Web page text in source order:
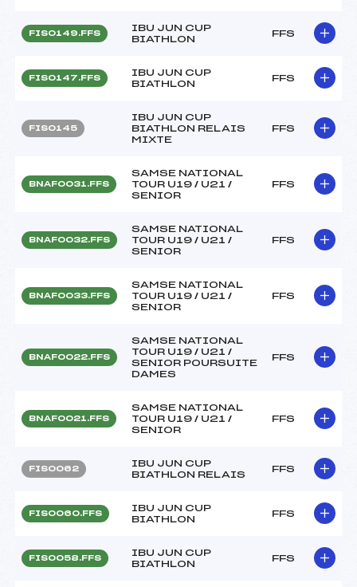
FIS0149.FFS
IBU JUN CUP
BIATHLON
FFS
FIS0147.FFS
IBU JUN CUP
BIATHLON
FFS
FIS0145
IBU JUN CUP
BIATHLON RELAIS
MIXTE
FFS
BNAF0031.FFS
SAMSE NATIONAL
TOUR U19 / U21 /
SENIOR
FFS
BNAF0032.FFS
SAMSE NATIONAL
TOUR U19 / U21 /
SENIOR
FFS
BNAF0033.FFS
SAMSE NATIONAL
TOUR U19 / U21 /
SENIOR
FFS
BNAF0022.FFS
SAMSE NATIONAL
TOUR U19 / U21 /
SENIOR POURSUITE
DAMES
FFS
BNAF0021.FFS
SAMSE NATIONAL
TOUR U19 / U21 /
SENIOR
FFS
FIS0062
IBU JUN CUP
BIATHLON RELAIS
FFS
FIS0060.FFS
IBU JUN CUP
BIATHLON
FFS
FIS0058.FFS
IBU JUN CUP
BIATHLON
FFS